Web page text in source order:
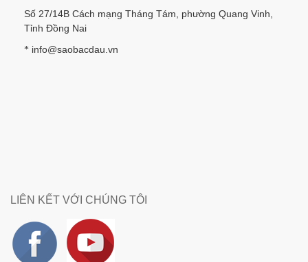
Số 27/14B Cách mạng Tháng Tám, phường Quang Vinh,
Tỉnh Đồng Nai
* info@saobacdau.vn
LIÊN KẾT VỚI CHÚNG TÔI